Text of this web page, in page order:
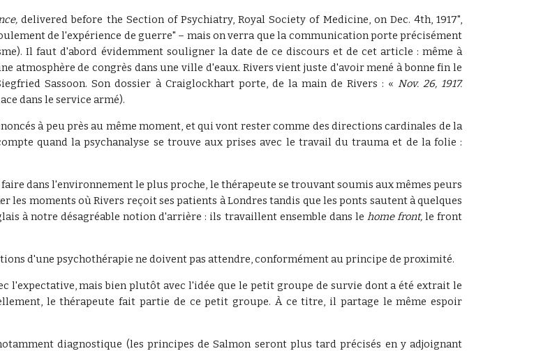
delivered before the Section of Psychiatry, Royal Society of Medicine, on Dec. 4th, 1917",
de l'expérience de guerre" – mais on verra que la communication porte précisément
Il faut d'abord évidemment souligner la date de ce discours et de cet article : même à
atmosphère de congrès dans une ville d'eaux. Rivers vient juste d'avoir mené à bonne fin le
Sassoon. Son dossier à Craiglockhart porte, de la main de Rivers : «Nov. 26, 1917.
dans le service armé).
à peu près au même moment, et qui vont rester comme des directions cardinales de la
quand la psychanalyse se trouve aux prises avec le travail du trauma et de la folie :
dans l'environnement le plus proche, le thérapeute se trouvant soumis aux mêmes peurs
les moments où Rivers reçoit ses patients à Londres tandis que les ponts sautent à quelques
à notre désagréable notion d'arrière : ils travaillent ensemble dans le home front,le front
d'une psychothérapie ne doivent pas attendre, conformément au principe de proximité.
l'expectative, mais bien plutôt avec l'idée que le petit groupe de survie dont a été extrait le
le thérapeute fait partie de ce petit groupe. À ce titre, il partage le même espoir
diagnostique (les principes de Salmon seront plus tard précisés en y adjoignant